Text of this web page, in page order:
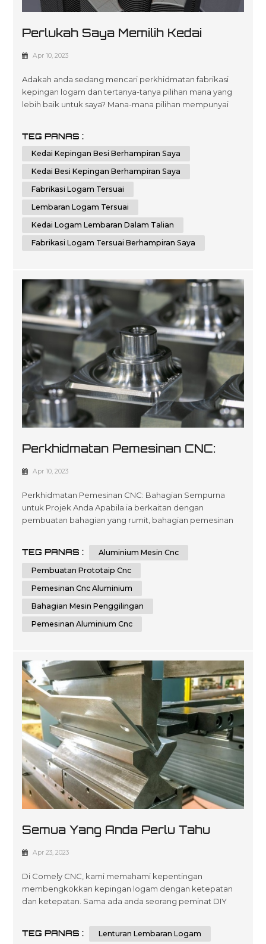
Perlukah Saya Memilih Kedai
Logam Lembaran Berdekatan
Dalam Talian
Apr 10, 2023
Adakah anda sedang mencari perkhidmatan fabrikasi
kepingan logam dan tertanya-tanya pilihan mana yang
lebih baik untuk saya? Mana-mana pilihan mempunyai
anda. Dalam esei ini, kami akan membandingkan dan
membezakan kelebihan memilih kedai logam kepingan
tempatan berbanding kedai logam kepingan dalam tali...
TEG PANAS :
Kedai Kepingan Besi Berhampiran Saya
Kedai Besi Kepingan Berhampiran Saya
Fabrikasi Logam Tersuai
Lembaran Logam Tersuai
Kedai Logam Lembaran Dalam Talian
Fabrikasi Logam Tersuai Berhampiran Saya
Perkhidmatan Pemesinan CNC:
Bahagian Sempurna Untuk Projek
Apr 10, 2023
Perkhidmatan Pemesinan CNC: Bahagian Sempurna
untuk Projek Anda Apabila ia berkaitan dengan
pembuatan bahagian yang rumit, bahagian pemesinan
komputer (CNC) untuk mencipta bahagian yang tepat
dan disesuaikan daripada pelbagai bahan. Dengan
TEG PANAS :
Aluminium Mesin Cnc
Pembuatan Prototaip Cnc
Pemesinan Cnc Aluminium
Bahagian Mesin Penggilingan
Pemesinan Aluminium Cnc
Semua Yang Anda Perlu Tahu
Tentang Lenturan Lembaran
Apr 23, 2023
Di Comely CNC, kami memahami kepentingan
membengkokkan kepingan logam dengan ketepatan
dan ketepatan. Sama ada anda seorang peminat DIY
membantu anda mencapai hasil yang sempurna. Dalam
TEG PANAS :
Lenturan Lembaran Logam